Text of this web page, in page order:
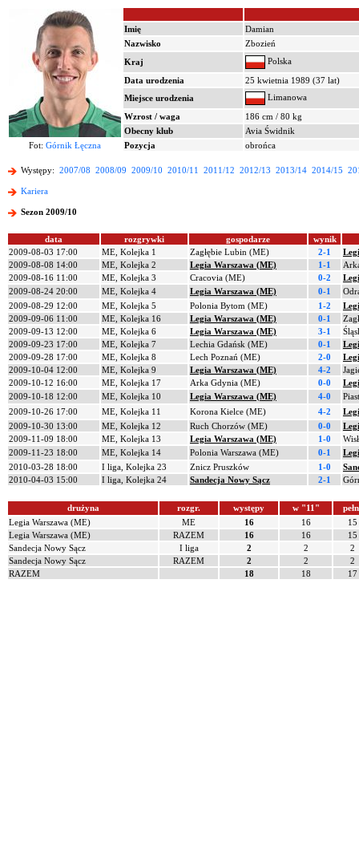
Imię
Damian
Nazwisko
Zbozień
Kraj
Polska
Data urodzenia
25 kwietnia 1989 (37 lat)
Miejsce urodzenia
Limanowa
Wzrost / waga
186 cm / 80 kg
Obecny klub
Avia Świdnik
Fot: Górnik Łęczna Pozycja obrońca
Występy: 2007/08 2008/09 2009/10 2010/11 2011/12 2012/13 2013/14 2014/15
Kariera
Sezon 2009/10
data rozgrywki gospodarze
wynik
2009-08-03 17:00
ME, Kolejka 1 Zagłębie Lubin (ME) 2-1
2009-08-08 14:00
ME, Kolejka 2 Legia Warszawa (ME) 1-1
2009-08-16 11:00
ME, Kolejka 3 Cracovia (ME) 0-2
2009-08-24 20:00
ME, Kolejka 4 Legia Warszawa (ME) 0-1
2009-08-29 12:00
ME, Kolejka 5 Polonia Bytom (ME) 1-2
2009-09-06 11:00
ME, Kolejka 16 Legia Warszawa (ME) 0-1
2009-09-13 12:00
ME, Kolejka 6 Legia Warszawa (ME) 3-1
2009-09-23 17:00
ME, Kolejka 7 Lechia Gdańsk (ME) 0-1
2009-09-28 17:00
ME, Kolejka 8 Lech Poznań (ME) 2-0
2009-10-04 12:00
ME, Kolejka 9 Legia Warszawa (ME) 4-2
2009-10-12 16:00
ME, Kolejka 17 Arka Gdynia (ME) 0-0
2009-10-18 12:00
ME, Kolejka 10 Legia Warszawa (ME) 4-0
2009-10-26 17:00
ME, Kolejka 11 Korona Kielce (ME) 4-2
2009-10-30 13:00
ME, Kolejka 12 Ruch Chorzów (ME) 0-0
2009-11-09 18:00
ME, Kolejka 13 Legia Warszawa (ME) 1-0
2009-11-23 18:00
ME, Kolejka 14 Polonia Warszawa (ME) 0-1
2010-03-28 18:00
I liga, Kolejka 23 Znicz Pruszków 1-0
2010-04-03 15:00
I liga, Kolejka 24 Sandecja Nowy Sącz 2-1
drużyna rozgr. występy w "11"
Legia Warszawa (ME)
ME 16 16
15
Legia Warszawa (ME)
RAZEM 16 16
15
Sandecja Nowy Sącz
I liga 2 2
2
Sandecja Nowy Sącz
RAZEM 2 2
2
RAZEM
18 18 17